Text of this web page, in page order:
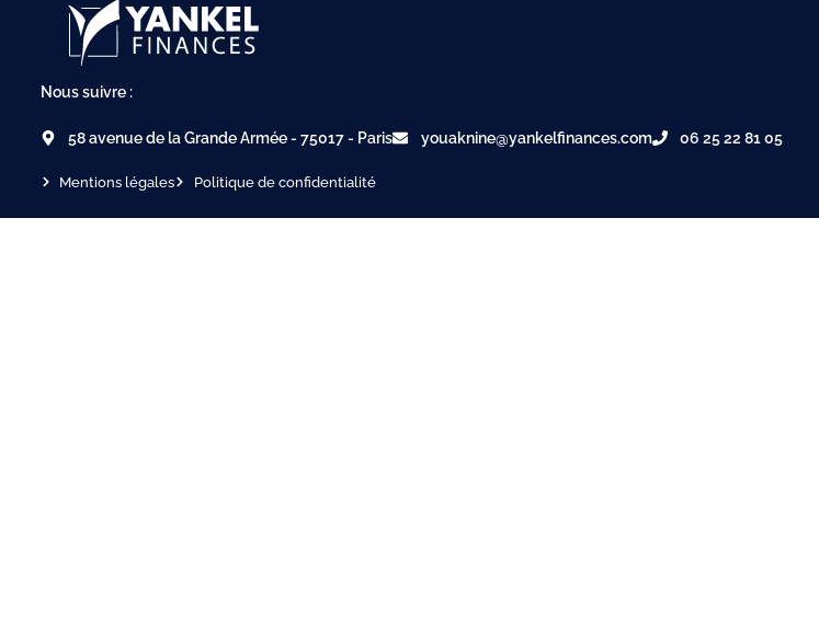
Nous suivre :
58 avenue de la Grande Armée - 75017 - Paris youaknine@yankelfinances.com 06 25 22 81 05
Mentions légales Politique de confidentialité